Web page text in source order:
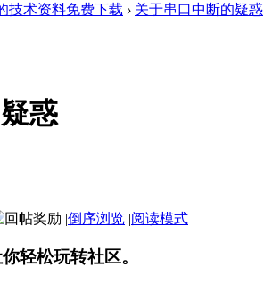
技术资料免费下载 › 关于串口中断的疑惑
惑
|倒序浏览 |阅读模式
轻松玩转社区。